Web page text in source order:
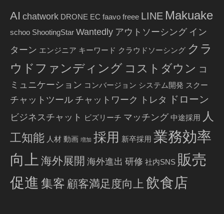
AI chatwork DRONE EC faavo freee LINE Makuake
schoo ShootingStar Wantedly アウトソーシング イン
ターン エンジニア キーワード クラウドソーシング クラ
ウドファンディング コストダウン コ
ミュニケーション コンバージョン システム開発 スクー
チャットツール チャットワーク トレタ ドローン
ビジネスチャット ビズリーチ マッチング 中途採用
人
工知能 人材 動画 増加 採用 新卒採用 業務効率
向上 海外展開 海外進出 研修 社内SNS 販売
促進 集客 顧客満足度向上 飲食店